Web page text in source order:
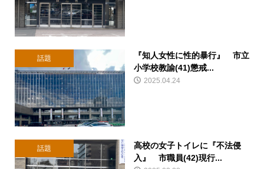
話題
『知人女性に性的暴行』 市立
小学校教諭(41)懲戒...
2025.04.24
話題
高校の女子トイレに『不法侵
入』 市職員(42)現行...